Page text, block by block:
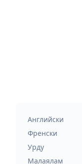
Английски
Френски
Урду
Малаялам